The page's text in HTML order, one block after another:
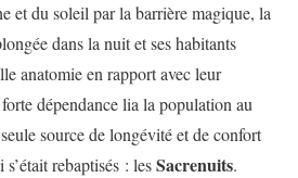
et du soleil par la barrière magique, la
dans la nuit et ses habitants
anatomie en rapport avec leur
dépendance lia la population au
source de longévité et de confort
rebaptisés : lesSacrenuits.